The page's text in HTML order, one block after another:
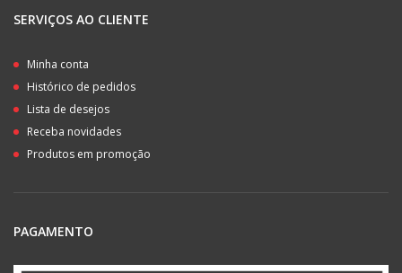
SERVIÇOS AO CLIENTE
Minha conta
Histórico de pedidos
Lista de desejos
Receba novidades
Produtos em promoção
PAGAMENTO